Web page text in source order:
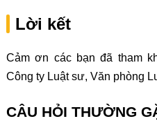
Lời kết
Cảm ơn các bạn đã tham
Công ty Luật sư, Văn phòng
CÂU HỎI THƯỜNG